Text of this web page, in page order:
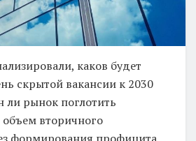
каков будет
скрытой вакансии к 2030
ли рынок поглотить
вторичного